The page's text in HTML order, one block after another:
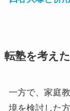
転塾を考え
一方で、家庭
境を検討した